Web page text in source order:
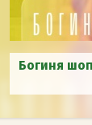
Богиня